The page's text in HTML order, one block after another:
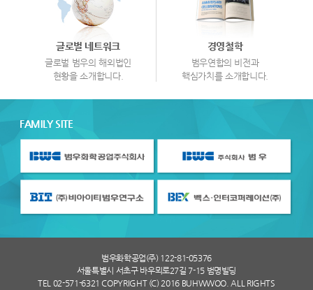
글로벌 네트워크
글로벌 범우의 해외법인
현황을 소개합니다.
경영철학
범우연합의 비전과
핵심가치를 소개합니다.
FAMILY SITE
범우화학공업(주) 122-81-05376
서울특별시 서초구 바우뫼로27길 7-15 범명빌딩
TEL 02-571-6321 COPYRIGHT (C) 2016 BUHWWOO. ALL RIGHTS